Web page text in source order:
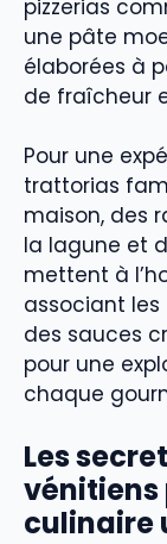
pizzerias
une pâte
élaborées à
de fraîcheur
Pour une
trattorias
maison, des
la lagune et
mettent à
associant
des sauces
pour une
chaque
Les
vénitiens
culinaire